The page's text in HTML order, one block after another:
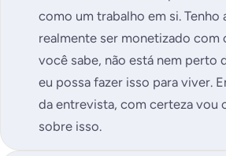
como um trabalho em si. Tenho
realmente ser monetizado com
você sabe, não está nem perto
eu possa fazer isso para viver.
da entrevista, com certeza vou
sobre isso.